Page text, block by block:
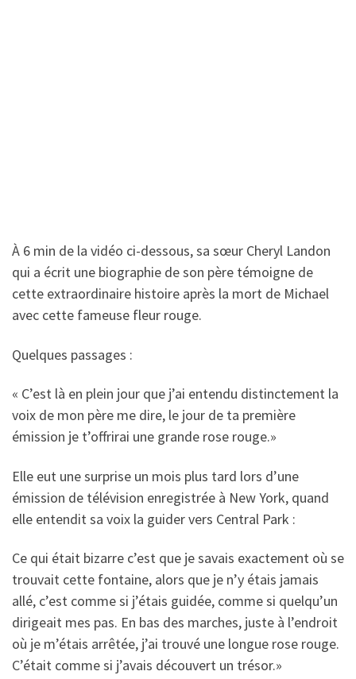
À 6 min de la vidéo ci-dessous, sa sœur Cheryl Landon
qui a écrit une biographie de son père témoigne de
cette extraordinaire histoire après la mort de Michael
avec cette fameuse fleur rouge.
Quelques passages :
« C’est là en plein jour que j’ai entendu distinctement la
voix de mon père me dire, le jour de ta première
émission je t’offrirai une grande rose rouge.»
Elle eut une surprise un mois plus tard lors d’une
émission de télévision enregistrée à New York, quand
elle entendit sa voix la guider vers Central Park :
Ce qui était bizarre c’est que je savais exactement où se
trouvait cette fontaine, alors que je n’y étais jamais
allé, c’est comme si j’étais guidée, comme si quelqu’un
dirigeait mes pas. En bas des marches, juste à l’endroit
où je m’étais arrêtée, j’ai trouvé une longue rose rouge.
C’était comme si j’avais découvert un trésor.»